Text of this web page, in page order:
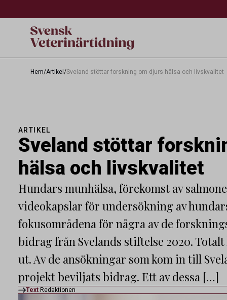
Hem/Artikel /Sveland stöttar forskning om djurs hälsa och livskvalitet
ARTIKEL
Sveland stöttar
hälsa och livskvalitet
Hundars munhälsa, förekomst av
videokapslar för undersökning av
fokusområdena för några av de
bidrag från Svelands stiftelse 2020.
ut. Av de ansökningar som kom in till
projekt beviljats bidrag. Ett av dessa […]
Text Redaktionen